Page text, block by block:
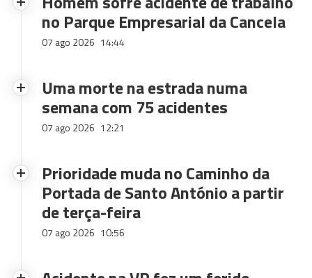
no Parque Empresarial da Cancela
07 ago 2026 14:44
Uma morte na estrada numa
semana com 75 acidentes
07 ago 2026 12:21
Prioridade muda no Caminho da
Portada de Santo António a partir
de terça-feira
07 ago 2026 10:56